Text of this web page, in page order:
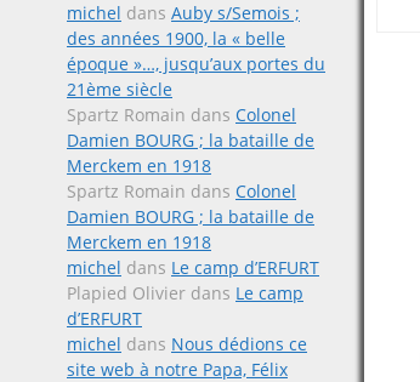
michel dans Auby s/Semois ;
des années 1900, la « belle
époque »…, jusqu’aux portes du
21ème siècle
Spartz Romain dans Colonel
Damien BOURG ; la bataille de
Merckem en 1918
Spartz Romain dans Colonel
Damien BOURG ; la bataille de
Merckem en 1918
michel dans Le camp d’ERFURT
Plapied Olivier dans Le camp
d’ERFURT
michel dans Nous dédions ce
site web à notre Papa, Félix